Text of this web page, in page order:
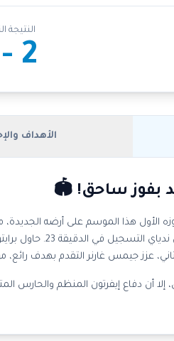
النتيجة
2 - 0
الأهداف
بفوز ساحق! 🏟️
الأول هذا الموسم على أرضه
خطأ دفاعياً من
عزز جيمس غارنر التقدم بهدف
أن دفاع إيفرتون المنظم والحارس